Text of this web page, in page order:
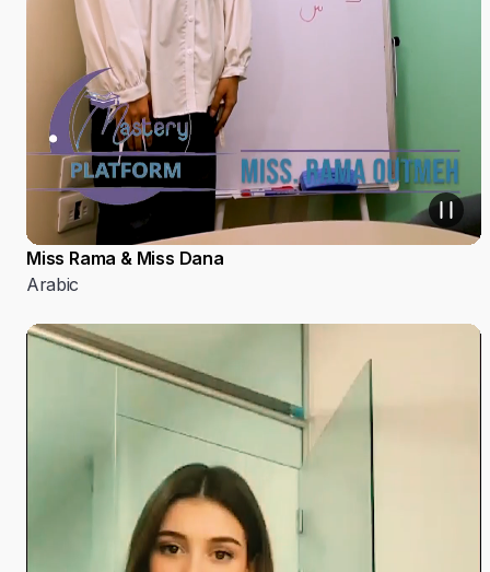
Miss Rama & Miss Dana
Arabic